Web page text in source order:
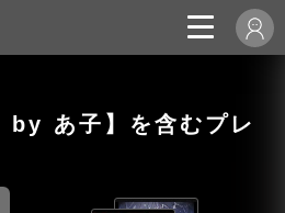
by あ子】を含むプレ